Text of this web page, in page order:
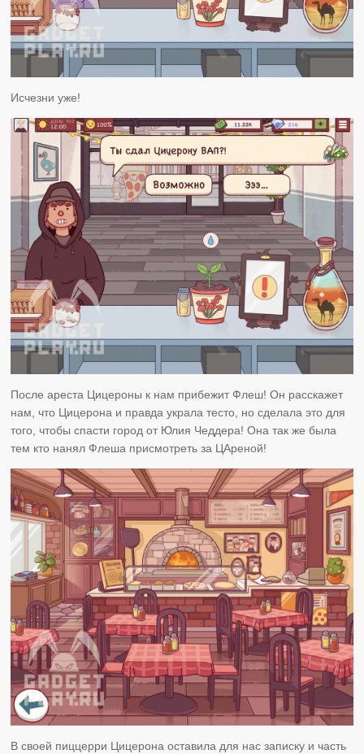
Исчезни уже!
После ареста Цицероны к нам прибежит Флеш! Он расскажет
нам, что Цицерона и правда украла тесто, но сделала это для
того, чтобы спасти город от Юлия Чеддера! Она так же была
тем кто нанял Флеша присмотреть за ЦАреной!
В своей пиццерри Цицерона оставила для нас записку и часть